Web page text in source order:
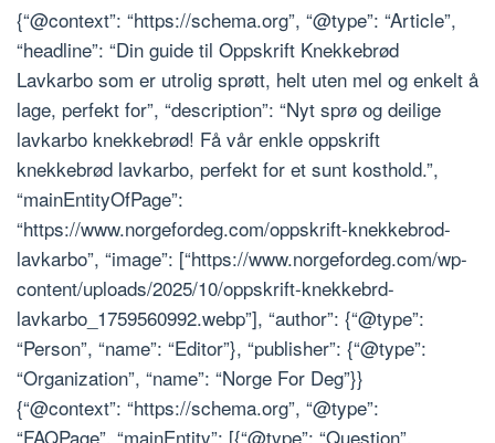
{“@context”: “https://schema.org”, “@type”: “Article”,
“headline”: “Din guide til Oppskrift Knekkebrød
Lavkarbo som er utrolig sprøtt, helt uten mel og enkelt å
lage, perfekt for”, “description”: “Nyt sprø og deilige
lavkarbo knekkebrød! Få vår enkle oppskrift
knekkebrød lavkarbo, perfekt for et sunt kosthold.”,
“mainEntityOfPage”:
“https://www.norgefordeg.com/oppskrift-knekkebrod-
lavkarbo”, “image”: [“https://www.norgefordeg.com/wp-
content/uploads/2025/10/oppskrift-knekkebrd-
lavkarbo_1759560992.webp”], “author”: {“@type”:
“Person”, “name”: “Editor”}, “publisher”: {“@type”:
“Organization”, “name”: “Norge For Deg”}}
{“@context”: “https://schema.org”, “@type”:
“FAQPage”, “mainEntity”: [{“@type”: “Question”,